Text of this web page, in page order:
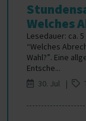
Welches
Lesedauer: ca.
“Welches
Wahl?”. Eine
Entsche...
30. Jul |